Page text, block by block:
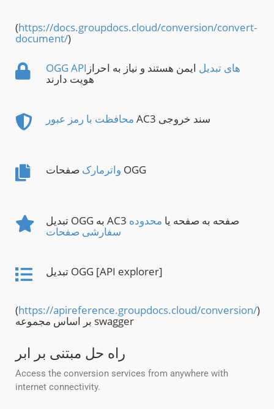
(https://docs.groupdocs.cloud/conversion/convert-
document/)
OGG APIهای تبدیل ایمن هستند و نیاز به احراز
هویت دارند
محافظت با رمز عبور AC3 سند خروجی
واترمارک صفحات OGG
تبدیل OGG به AC3 صفحه به صفحه یا محدوده
سفارشی صفحات
تبدیل OGG [API explorer]
(https://apireference.groupdocs.cloud/conversion/)
بر اساس مجموعه swagger
راه حل مبتنی بر ابر
Access the conversion services from anywhere with
internet connectivity.